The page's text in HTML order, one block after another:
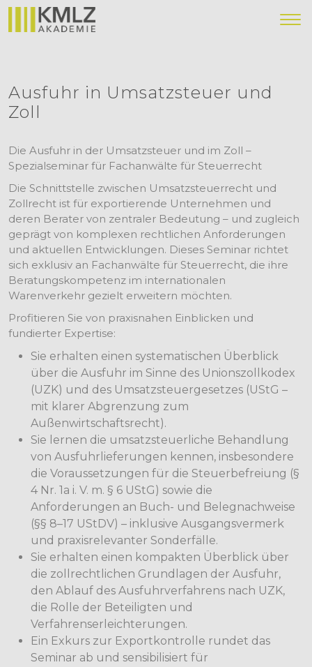
Ausfuhr in Umsatzsteuer und
Zoll
Die Ausfuhr in der Umsatzsteuer und im Zoll –
Spezialseminar für Fachanwälte für Steuerrecht
Die Schnittstelle zwischen Umsatzsteuerrecht und
Zollrecht ist für exportierende Unternehmen und
deren Berater von zentraler Bedeutung – und zugleich
geprägt von komplexen rechtlichen Anforderungen
und aktuellen Entwicklungen. Dieses Seminar richtet
sich exklusiv an Fachanwälte für Steuerrecht, die ihre
Beratungskompetenz im internationalen
Warenverkehr gezielt erweitern möchten.
Profitieren Sie von praxisnahen Einblicken und
fundierter Expertise:
Sie erhalten einen systematischen Überblick
über die Ausfuhr im Sinne des Unionszollkodex
(UZK) und des Umsatzsteuergesetzes (UStG –
mit klarer Abgrenzung zum
Außenwirtschaftsrecht).
Sie lernen die umsatzsteuerliche Behandlung
von Ausfuhrlieferungen kennen, insbesondere
die Voraussetzungen für die Steuerbefreiung (§
4 Nr. 1a i. V. m. § 6 UStG) sowie die
Anforderungen an Buch- und Belegnachweise
(§§ 8–17 UStDV) – inklusive Ausgangsvermerk
und praxisrelevanter Sonderfälle.
Sie erhalten einen kompakten Überblick über
die zollrechtlichen Grundlagen der Ausfuhr,
den Ablauf des Ausfuhrverfahrens nach UZK,
die Rolle der Beteiligten und
Verfahrenserleichterungen.
Ein Exkurs zur Exportkontrolle rundet das
Seminar ab und sensibilisiert für